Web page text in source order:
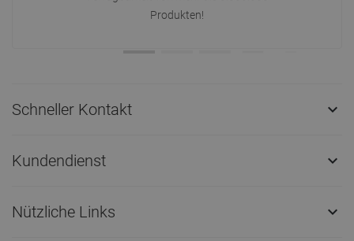
Produkten!
Schneller Kontakt 
Kundendienst 
Nützliche Links 